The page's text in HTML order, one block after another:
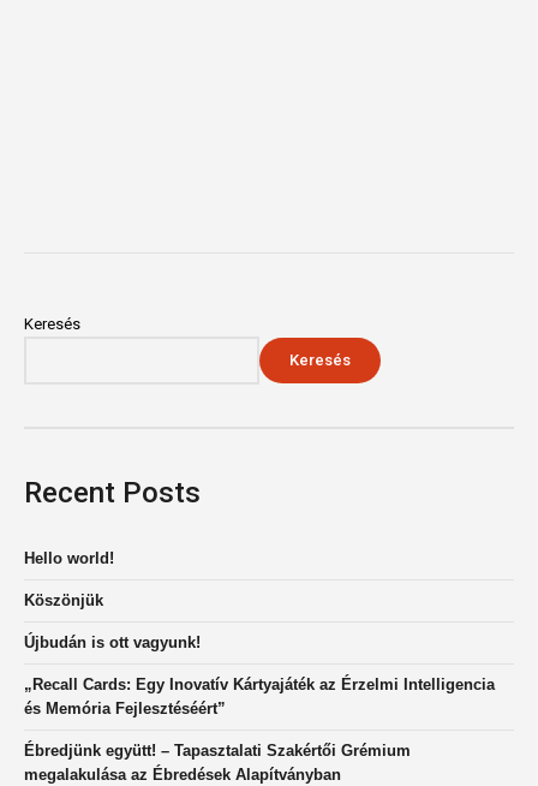
Keresés
Keresés
Recent Posts
Hello world!
Köszönjük
Újbudán is ott vagyunk!
„Recall Cards: Egy Inovatív Kártyajáték az Érzelmi Intelligencia
és Memória Fejlesztéséért”
Ébredjünk együtt! – Tapasztalati Szakértői Grémium
megalakulása az Ébredések Alapítványban